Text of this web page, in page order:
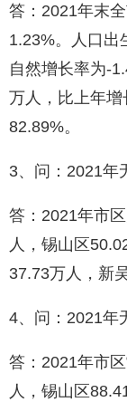
答：2021年末
1.23%。人口
自然增长率为-
万人，比上年
82.89%。
3、问：2021年
答：2021年市
人，锡山区
37.73万人，新
4、问：2021年
答：2021年市
人，锡山区